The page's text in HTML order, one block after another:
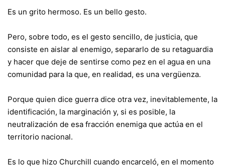
Es un grito hermoso. Es un bello gesto.
Pero, sobre todo, es el gesto sencillo, de justicia, que
consiste en aislar al enemigo, separarlo de su retaguardia
y hacer que deje de sentirse como pez en el agua en una
comunidad para la que, en realidad, es una vergüenza.
Porque quien dice guerra dice otra vez, inevitablemente, la
identificación, la marginación y, si es posible, la
neutralización de esa fracción enemiga que actúa en el
territorio nacional.
Es lo que hizo Churchill cuando encarceló, en el momento